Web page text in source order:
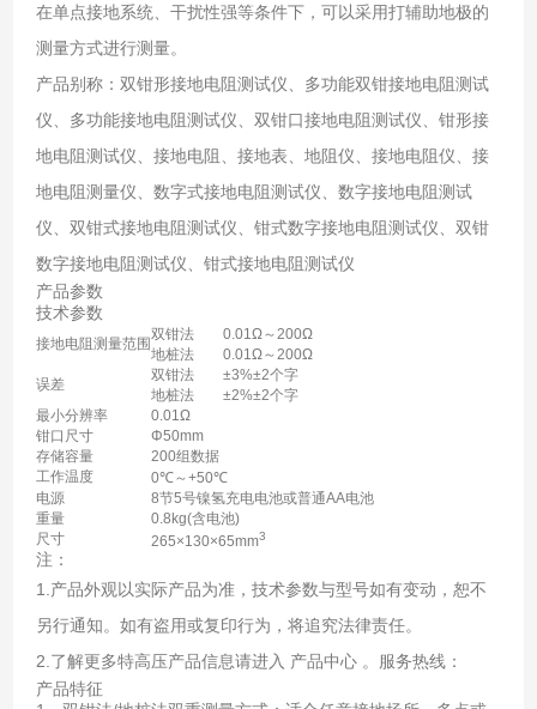
在单点接地系统、干扰性强等条件下，可以采用打辅助地极的
测量方式进行测量。
产品别称：双钳形接地电阻测试仪、多功能双钳接地电阻测试
仪、多功能接地电阻测试仪、双钳口接地电阻测试仪、钳形接
地电阻测试仪、接地电阻、接地表、地阻仪、接地电阻仪、接
地电阻测量仪、数字式接地电阻测试仪、数字接地电阻测试
仪、双钳式接地电阻测试仪、钳式数字接地电阻测试仪、双钳
数字接地电阻测试仪、钳式接地电阻测试仪
产品参数
技术参数
接地电阻测量范围
双钳法
0.01Ω～200Ω
地桩法
0.01Ω～200Ω
误差
双钳法
±3%±2个字
地桩法
±2%±2个字
最小分辨率
0.01Ω
钳口尺寸
Φ50mm
存储容量
200组数据
工作温度
0℃～+50℃
电源
8节5号镍氢充电电池或普通AA电池
重量
0.8kg(含电池)
尺寸
265×130×65mm3
注：
1.产品外观以实际产品为准，技术参数与型号如有变动，恕不
另行通知。如有盗用或复印行为，将追究法律责任。
2.了解更多特高压产品信息请进入 产品中心 。服务热线：
产品特征